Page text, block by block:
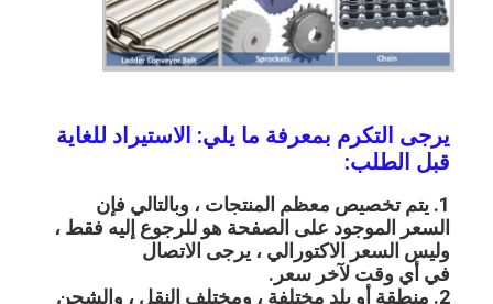
المنتجات
حول بنا
جولة في المعمل
قبل الطلب:
وليس السعر الاكتورالي ، يرجى الاتصال
في أي وقت لآخر سعر.